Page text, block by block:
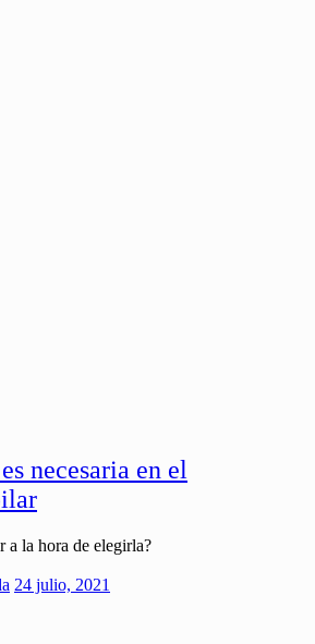
necesaria en el
a la hora de elegirla?
24 julio, 2021